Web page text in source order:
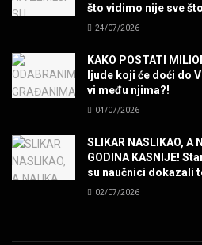
Miss You! Charlie
MUZIKA
MUZIKA
MAD MAD DRUMMER!
što vidimo nije sve
24/07/2026
KAKO POSTATI
ljude koji će doći do
vi među njima?!
04/07/2026
SLIKAR NASLIKAO, A
GODINA KASNIJE!
su naučnici dokazali
02/07/2026